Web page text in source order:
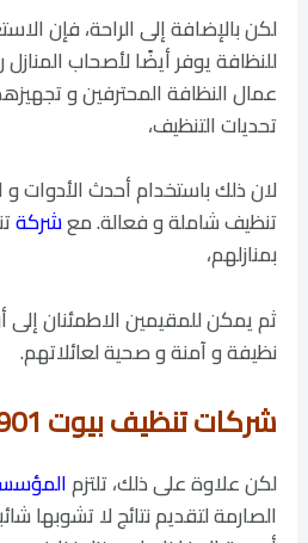
لكن بالإضافة إلى الراحة، فإن
للنظافة يوفر أيضًا لأصحاب المنازل
عمال النظافة المحترفين و
تحديات التنظيف،
لان ذلك باستخدام أحدث الأدوات
تنظيف شاملة و فعالة. معشركة
بمنازلهم،
ثم يمكن للمقيمين الاطمئنان
نظيفة و آمنة و صحية لعائلاتهم.
شركات تنظيف بيوت 0534477901
لكن علاوة على ذلك، تلتزم
الصارمة لتقديم نتائج لا تشوبها